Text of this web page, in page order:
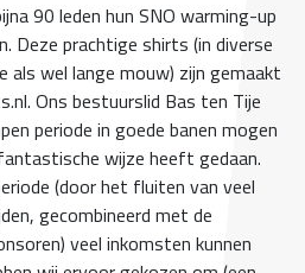
90 leden hun SNO warming-up
Deze prachtige shirts (in diverse
wel lange mouw) zijn gemaakt
Ons bestuurslid Bas ten Tije
periode in goede banen mogen
wijze heeft gedaan.
(door het fluiten van veel
gecombineerd met de
veel inkomsten kunnen